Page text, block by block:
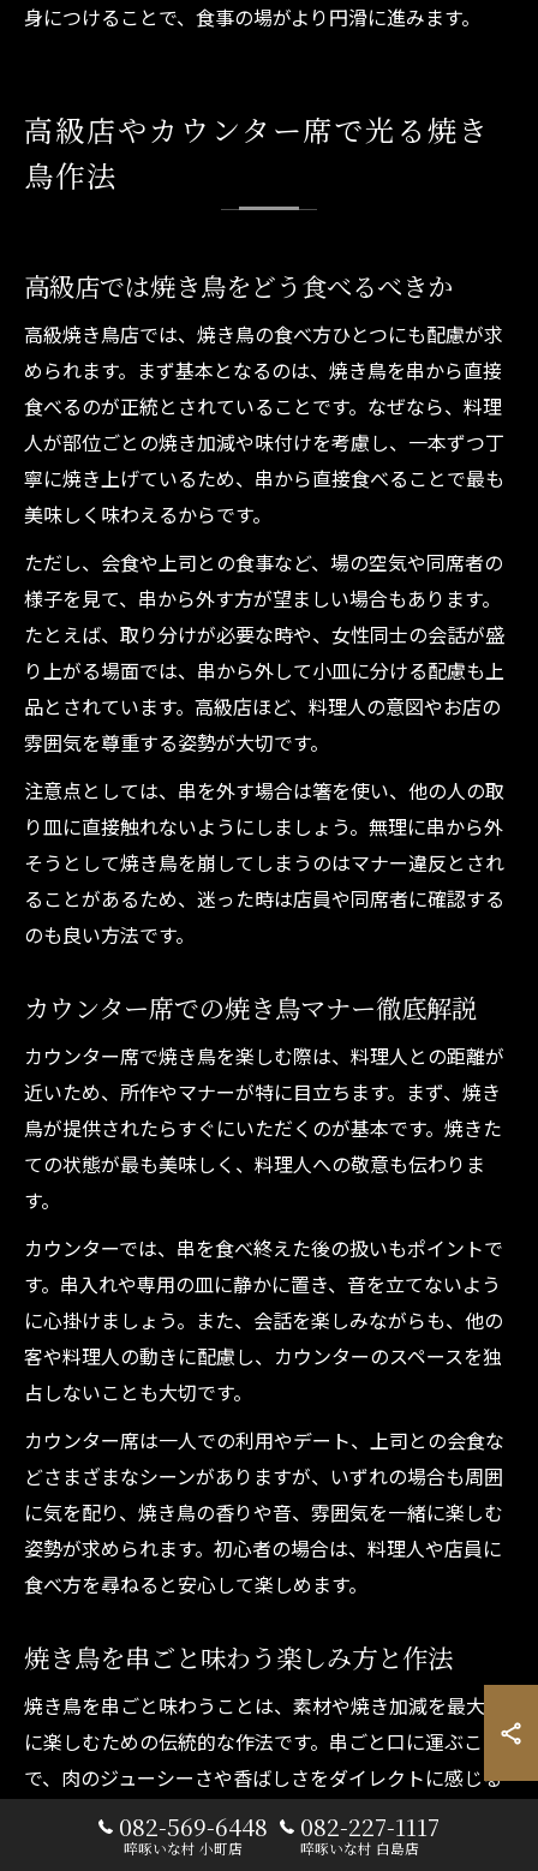
身につけることで、食事の場がより円滑に進みます。
高級店やカウンター席で光る焼き
鳥作法
高級店では焼き鳥をどう食べるべきか
高級焼き鳥店では、焼き鳥の食べ方ひとつにも配慮が求
められます。まず基本となるのは、焼き鳥を串から直接
食べるのが正統とされていることです。なぜなら、料理
人が部位ごとの焼き加減や味付けを考慮し、一本ずつ丁
寧に焼き上げているため、串から直接食べることで最も
美味しく味わえるからです。
ただし、会食や上司との食事など、場の空気や同席者の
様子を見て、串から外す方が望ましい場合もあります。
たとえば、取り分けが必要な時や、女性同士の会話が盛
り上がる場面では、串から外して小皿に分ける配慮も上
品とされています。高級店ほど、料理人の意図やお店の
雰囲気を尊重する姿勢が大切です。
注意点としては、串を外す場合は箸を使い、他の人の取
り皿に直接触れないようにしましょう。無理に串から外
そうとして焼き鳥を崩してしまうのはマナー違反とされ
ることがあるため、迷った時は店員や同席者に確認する
のも良い方法です。
カウンター席での焼き鳥マナー徹底解説
カウンター席で焼き鳥を楽しむ際は、料理人との距離が
近いため、所作やマナーが特に目立ちます。まず、焼き
鳥が提供されたらすぐにいただくのが基本です。焼きた
ての状態が最も美味しく、料理人への敬意も伝わりま
す。
カウンターでは、串を食べ終えた後の扱いもポイントで
す。串入れや専用の皿に静かに置き、音を立てないよう
に心掛けましょう。また、会話を楽しみながらも、他の
客や料理人の動きに配慮し、カウンターのスペースを独
占しないことも大切です。
カウンター席は一人での利用やデート、上司との会食な
どさまざまなシーンがありますが、いずれの場合も周囲
に気を配り、焼き鳥の香りや音、雰囲気を一緒に楽しむ
姿勢が求められます。初心者の場合は、料理人や店員に
食べ方を尋ねると安心して楽しめます。
焼き鳥を串ごと味わう楽しみ方と作法
焼き鳥を串ごと味わうことは、素材や焼き加減を最大限
に楽しむための伝統的な作法です。串ごと口に運ぶこと
で、肉のジューシーさや香ばしさをダイレクトに感じる
ことができます。また、部位ごとに異なる食感や味の変
化を一口ずつ味わうことで、料理人のこだわりを体感で
082-569-6448
啐啄いな村 小町店
082-227-1117
啐啄いな村 白島店